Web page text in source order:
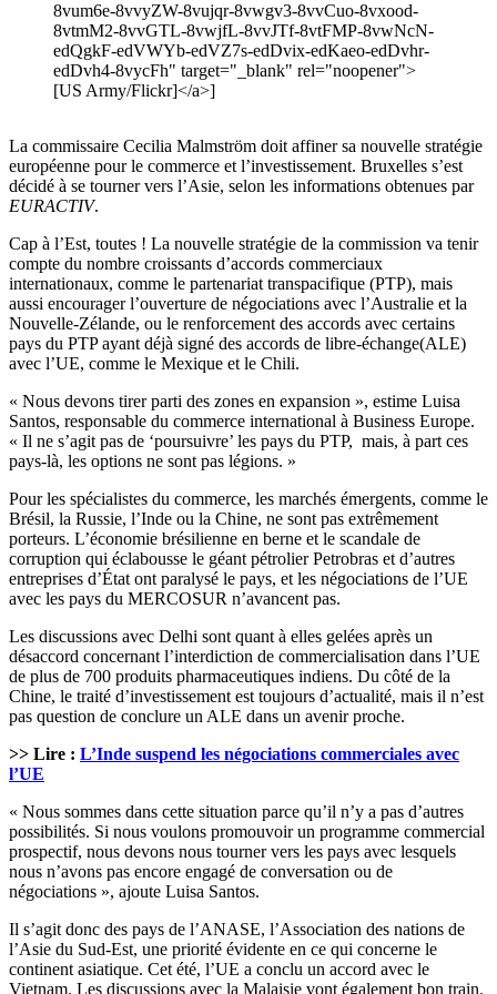
8vum6e-8vvyZW-8vujqr-8vwgv3-8vvCuo-8vxood-
8vtmM2-8vvGTL-8vwjfL-8vvJTf-8vtFMP-8vwNcN-
edQgkF-edVWYb-edVZ7s-edDvix-edKaeo-edDvhr-
edDvh4-8vycFh" target="_blank" rel="noopener">
[US Army/Flickr]</a>]
La commissaire Cecilia Malmström doit affiner sa nouvelle stratégie
européenne pour le commerce et l’investissement. Bruxelles s’est
décidé à se tourner vers l’Asie, selon les informations obtenues par
EURACTIV.
Cap à l’Est, toutes ! La nouvelle stratégie de la commission va tenir
compte du nombre croissants d’accords commerciaux
internationaux, comme le partenariat transpacifique (PTP), mais
aussi encourager l’ouverture de négociations avec l’Australie et la
Nouvelle-Zélande, ou le renforcement des accords avec certains
pays du PTP ayant déjà signé des accords de libre-échange(ALE)
avec l’UE, comme le Mexique et le Chili.
« Nous devons tirer parti des zones en expansion », estime Luisa
Santos, responsable du commerce international à Business Europe.
« Il ne s’agit pas de ‘poursuivre’ les pays du PTP, mais, à part ces
pays-là, les options ne sont pas légions. »
Pour les spécialistes du commerce, les marchés émergents, comme le
Brésil, la Russie, l’Inde ou la Chine, ne sont pas extrêmement
porteurs. L’économie brésilienne en berne et le scandale de
corruption qui éclabousse le géant pétrolier Petrobras et d’autres
entreprises d’État ont paralysé le pays, et les négociations de l’UE
avec les pays du MERCOSUR n’avancent pas.
Les discussions avec Delhi sont quant à elles gelées après un
désaccord concernant l’interdiction de commercialisation dans l’UE
de plus de 700 produits pharmaceutiques indiens. Du côté de la
Chine, le traité d’investissement est toujours d’actualité, mais il n’est
pas question de conclure un ALE dans un avenir proche.
>> Lire : L’Inde suspend les négociations commerciales avec
l’UE
« Nous sommes dans cette situation parce qu’il n’y a pas d’autres
possibilités. Si nous voulons promouvoir un programme commercial
prospectif, nous devons nous tourner vers les pays avec lesquels
nous n’avons pas encore engagé de conversation ou de
négociations », ajoute Luisa Santos.
Il s’agit donc des pays de l’ANASE, l’Association des nations de
l’Asie du Sud-Est, une priorité évidente en ce qui concerne le
continent asiatique. Cet été, l’UE a conclu un accord avec le
Vietnam. Les discussions avec la Malaisie vont également bon train.